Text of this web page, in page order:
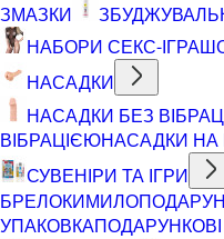
ЗМАЗКИ
НАБОРИ СЕКС-
НАСАДКИ
НАСАДКИ БЕЗ
ВІБРАЦІЄЮНАСАДКИ НА
СУВЕНІРИ ТА ІГРИ
БРЕЛОКИМИЛО
УПАКОВКА